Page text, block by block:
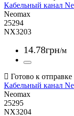
Кабельный канал
Neomax
25294
NX3203
14.78грн/м
Кабельный канал
Neomax
25295
NX3204